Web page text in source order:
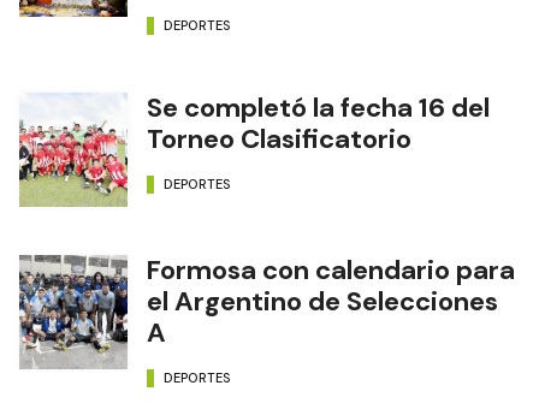
DEPORTES
Se completó la fecha 16 del
Torneo Clasificatorio
DEPORTES
Formosa con calendario para
el Argentino de Selecciones
A
DEPORTES